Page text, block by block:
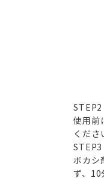
STEP2
使用前
くださ
STEP3
ボカシ
ず、10